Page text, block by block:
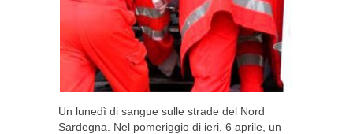
Un lunedì di sangue sulle strade del Nord
Sardegna. Nel pomeriggio di ieri, 6 aprile, un